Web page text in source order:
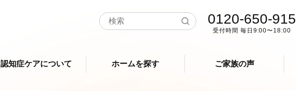
0120-650-915
受付時間 毎日9:00〜18:00
認知症ケアについて ホームを探す ご家族の声